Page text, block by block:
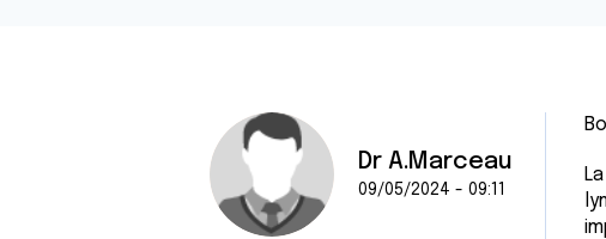
Dr A.Marceau
09/05/2024 - 09:11